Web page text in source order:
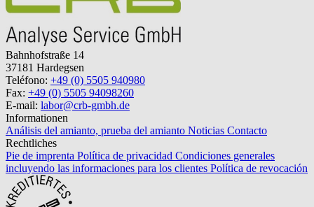
Bahnhofstraße 14
37181 Hardegsen
Teléfono: +49 (0) 5505 940980
Fax: +49 (0) 5505 94098260
E-mail: labor@crb-gmbh.de
Informationen
Análisis del amianto, prueba del amianto Noticias Contacto
Rechtliches
Pie de imprenta Política de privacidad Condiciones generales
incluyendo las informaciones para los clientes Política de revocación